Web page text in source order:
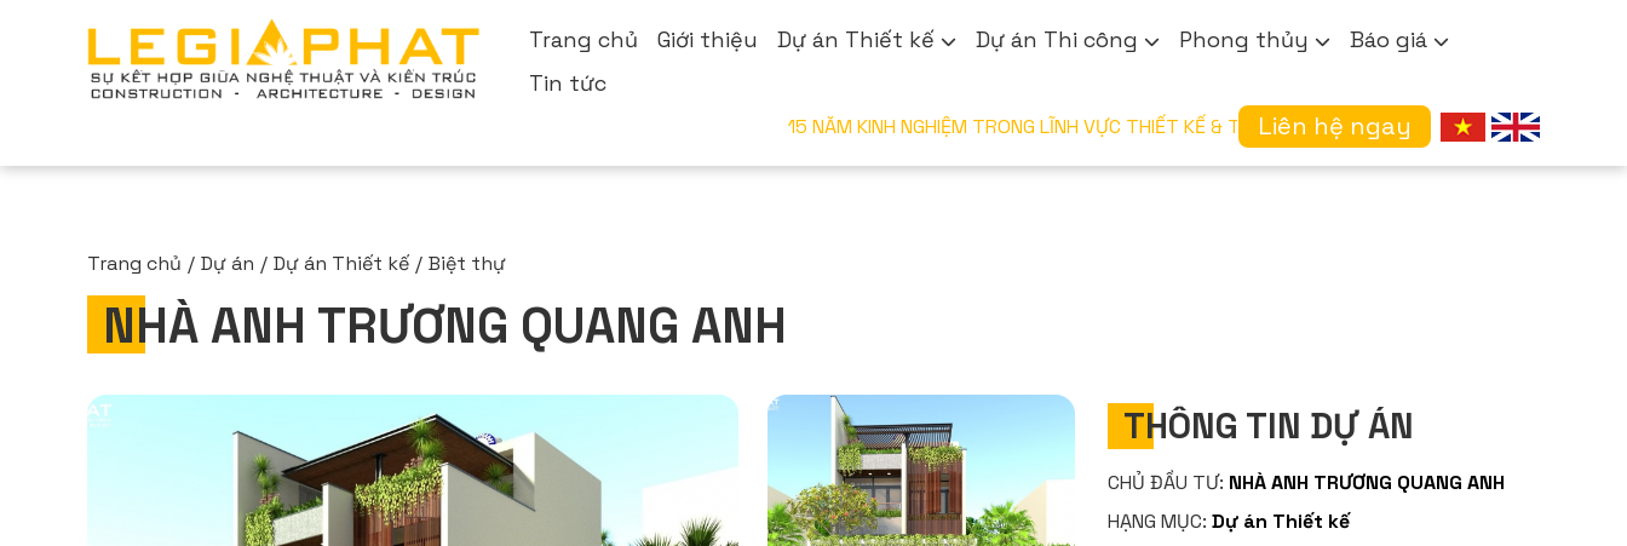
Trang chủ Giới thiệu Dự án Thiết kế Dự án Thi công Phong thủy
Báo giá
Tin tức
15 NĂM KINH NGHIỆM TRONG LĨNH VỰC THIẾT KẾ & THI CÔNG XÂY DỰNG
Liên hệ ngay
Trang chủ Dự án Dự án Thiết kế Biệt thự
NHÀ ANH TRƯƠNG QUANG ANH
THÔNG TIN DỰ ÁN
CHỦ ĐẦU TƯ: NHÀ ANH TRƯƠNG QUANG ANH
HẠNG MỤC: Dự án Thiết kế